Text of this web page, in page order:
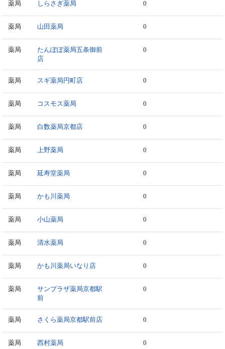
薬局 しらさぎ薬局 0
薬局 山田薬局 0
薬局
たんぽぽ薬局五条御前
店
0
薬局 スギ薬局円町店 0
薬局 コスモス薬局 0
薬局 白数薬局京都店 0
薬局 上野薬局 0
薬局 延寿堂薬局 0
薬局 かも川薬局 0
薬局 小山薬局 0
薬局 清水薬局 0
薬局 かも川薬局いなり店 0
薬局
サンプラザ薬局京都駅
前
0
薬局 さくら薬局京都駅前店 0
薬局 西村薬局 0